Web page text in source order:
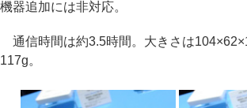
機器追加には非対応。
通信時間は約3.5時間。大きさは
117g。